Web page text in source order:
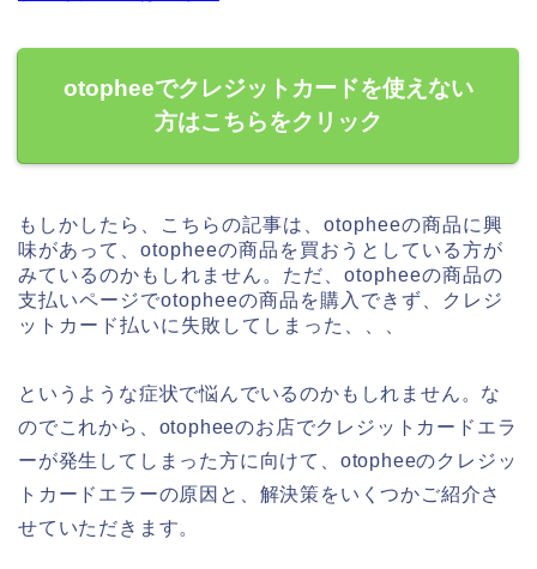
otopheeでクレジットカードを使えない
方はこちらをクリック
もしかしたら、こちらの記事は、otopheeの商品に興
味があって、otopheeの商品を買おうとしている方が
みているのかもしれません。ただ、otopheeの商品の
支払いページでotopheeの商品を購入できず、クレジ
ットカード払いに失敗してしまった、、、
というような症状で悩んでいるのかもしれません。な
のでこれから、otopheeのお店でクレジットカードエラ
ーが発生してしまった方に向けて、otopheeのクレジッ
トカードエラーの原因と、解決策をいくつかご紹介さ
せていただきます。